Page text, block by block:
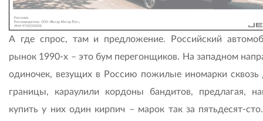
А где спрос, там и предложение. Российский
рынок 1990-х – это бум перегонщиков. На западном
одиночек, везущих в Россию пожилые иномарки сквозь
границы, караулили кордоны бандитов, предлагая,
купить у них один кирпич – марок так за пятьдесят-